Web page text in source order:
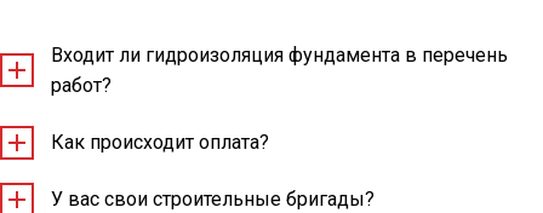
Входит ли гидроизоляция фундамента в перечень
работ?
Как происходит оплата?
У вас свои строительные бригады?